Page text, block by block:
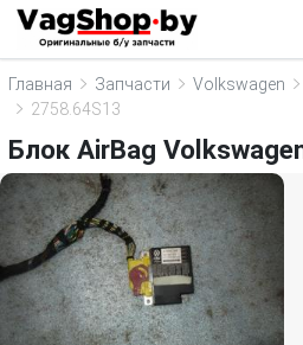
Главная Запчасти Volkswagen
2758.64S13
Блок AirBag